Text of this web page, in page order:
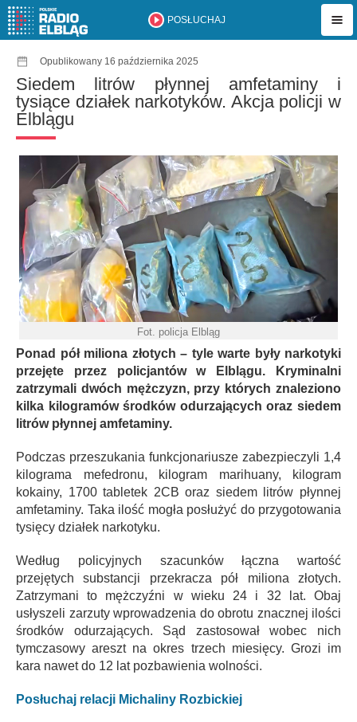
POSŁUCHAJ
Opublikowany 16 października 2025
Siedem litrów płynnej amfetaminy i
tysiące działek narkotyków. Akcja policji w
Elblągu
Fot. policja Elbląg
Ponad pół miliona złotych – tyle warte były narkotyki
przejęte przez policjantów w Elblągu. Kryminalni
zatrzymali dwóch mężczyzn, przy których znaleziono
kilka kilogramów środków odurzających oraz siedem
litrów płynnej amfetaminy.
Podczas przeszukania funkcjonariusze zabezpieczyli 1,4
kilograma mefedronu, kilogram marihuany, kilogram
kokainy, 1700 tabletek 2CB oraz siedem litrów płynnej
amfetaminy. Taka ilość mogła posłużyć do przygotowania
tysięcy działek narkotyku.
Według policyjnych szacunków łączna wartość
przejętych substancji przekracza pół miliona złotych.
Zatrzymani to mężczyźni w wieku 24 i 32 lat. Obaj
usłyszeli zarzuty wprowadzenia do obrotu znacznej ilości
środków odurzających. Sąd zastosował wobec nich
tymczasowy areszt na okres trzech miesięcy. Grozi im
kara nawet do 12 lat pozbawienia wolności.
Posłuchaj relacji Michaliny Rozbickiej